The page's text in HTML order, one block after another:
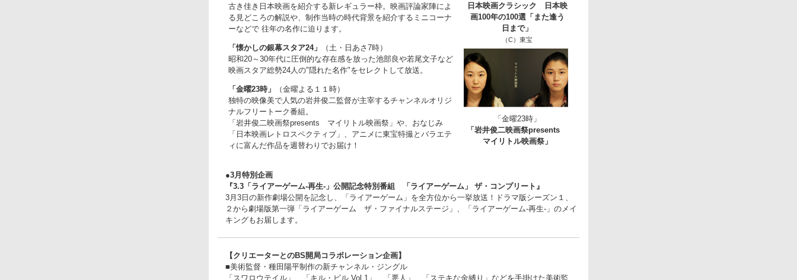
古き佳き日本映画を紹介する新レギュラー枠。映画評論家陣によ
る見どころの解説や、制作当時の時代背景を紹介するミニコーナ
ーなどで 往年の名作に迫ります。
「懐かしの銀幕スタア24」
（土・日あさ7時）
昭和20～30年代に圧倒的な存在感を放った池部良や若尾文子など
映画スタア総勢24人の"隠れた名作"をセレクトして放送。
「金曜23時」
（金曜よる１１時）
独特の映像美で人気の岩井俊二監督が主宰するチャンネルオリジ
ナルフリートーク番組。
「岩井俊二映画祭presents マイリトル映画祭」や、おなじみ
「日本映画レトロスペクティブ」、アニメに東宝特撮とバラエテ
ィに富んだ作品を週替わりでお届け！
日本映画クラシック 日本映
画100年の100選「また逢う
日まで」
（C）東宝
「金曜23時」
「岩井俊二映画祭presents
マイリトル映画祭」
●3月特別企画
『3.3「ライアーゲーム-再生-」公開記念特別番組 「ライアーゲーム」 ザ・コンプリート』
3月3日の新作劇場公開を記念し、「ライアーゲーム」を全方位から一挙放送！ドラマ版シーズン１、
２から劇場版第一弾「ライアーゲーム ザ・ファイナルステージ」、「ライアーゲーム-再生-」のメイ
キングもお届します。
【クリエーターとのBS開局コラボレーション企画】
■美術監督・種田陽平制作の新チャンネル・ジングル
「スワロウテイル」、「キル・ビル Vol.1」、「悪人」、「ステキな金縛り」などを手掛けた美術監